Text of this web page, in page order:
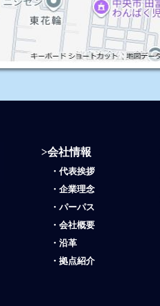
>会社情報
・ 代表挨拶
・ 企業理念
・ パーパス
・ 会社概要
・ 沿革
・ 拠点紹介